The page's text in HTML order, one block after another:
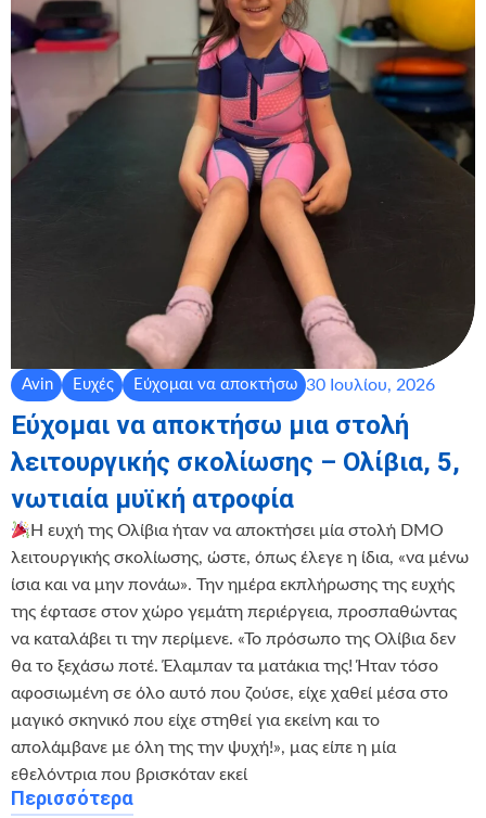
Avin Ευχές Εύχομαι να αποκτήσω 30 Ιουλίου, 2026
Εύχομαι να αποκτήσω μια στολή
λειτουργικής σκολίωσης – Ολίβια, 5,
νωτιαία μυϊκή ατροφία
Η ευχή της Ολίβια ήταν να αποκτήσει μία στολή DMO
λειτουργικής σκολίωσης, ώστε, όπως έλεγε η ίδια, «να μένω
ίσια και να μην πονάω». Την ημέρα εκπλήρωσης της ευχής
της έφτασε στον χώρο γεμάτη περιέργεια, προσπαθώντας
να καταλάβει τι την περίμενε. «Το πρόσωπο της Ολίβια δεν
θα το ξεχάσω ποτέ. Έλαμπαν τα ματάκια της! Ήταν τόσο
αφοσιωμένη σε όλο αυτό που ζούσε, είχε χαθεί μέσα στο
μαγικό σκηνικό που είχε στηθεί για εκείνη και το
απολάμβανε με όλη της την ψυχή!», μας είπε η μία
εθελόντρια που βρισκόταν εκεί
Περισσότερα